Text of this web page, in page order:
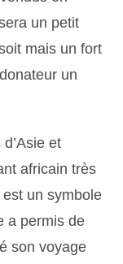
un petit
mais un fort
un
et
africain très
est un symbole
a permis de
son voyage